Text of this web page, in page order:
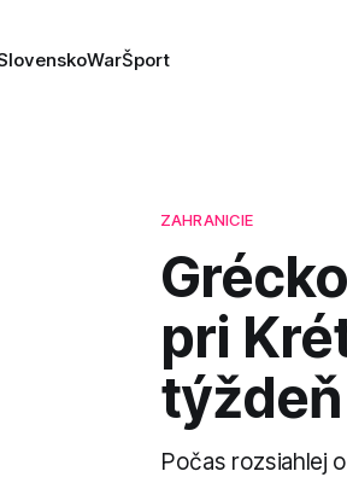
WarŠport
ZAHRANICIE
pri
týždeň
Počas rozsiahlej